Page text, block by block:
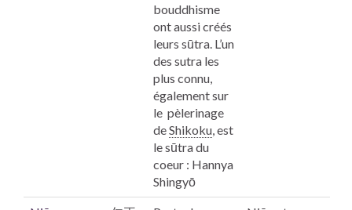
bouddhisme
ont aussi créés
leurs sūtra. L’un
des sutra les
plus connu,
également sur
le pèlerinage
deShikoku,est
le sūtra du
coeur : Hannya
Shingyō